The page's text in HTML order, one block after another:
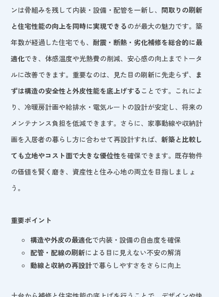
ンは骨組みを残して内装・設備・配管を一新し、 間取りの刷新
と住宅性能の向上を同時に実現できるのが最大の魅力です。築
年数が経過した住宅でも、耐震・断熱・劣化補修を総合的に最
適化でき、体感温度や光熱費の削減、安心感の向上までトータ
ルに改善できます。重要なのは、見た目の刷新に先走らず、 ま
ずは構造の安全性と外皮性能を底上げする ことです。これによ
り、冷暖房計画や給排水・電気ルートの設計が安定し、将来の
メンテナンス負担を低減できます。さらに、家事動線や収納計
画を入居者の暮らし方に合わせて再設計すれば、新築と比較し
ても立地やコスト面で大きな優位性を確保できます。既存物件
の価値を賢く磨き、資産性と住み心地の両立を目指しましょ
う。
重要ポイント
構造や外皮の最適化で内装・設備の自由度を確保
配管・配線の刷新による目に見えない不安の解消
動線と収納の再設計で暮らしやすさをさらに向上